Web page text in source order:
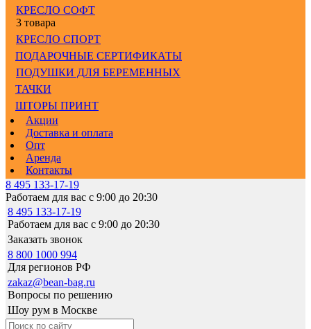
КРЕСЛО СОФТ
3 товара
КРЕСЛО СПОРТ
ПОДАРОЧНЫЕ СЕРТИФИКАТЫ
ПОДУШКИ ДЛЯ БЕРЕМЕННЫХ
ТАЧКИ
ШТОРЫ ПРИНТ
Акции
Доставка и оплата
Опт
Аренда
Контакты
8 495 133-17-19
Работаем для вас с 9:00 до 20:30
8 495 133-17-19
Работаем для вас с 9:00 до 20:30
Заказать звонок
8 800 1000 994
Для регионов РФ
zakaz@bean-bag.ru
Вопросы по решению
Шоу рум в Москве